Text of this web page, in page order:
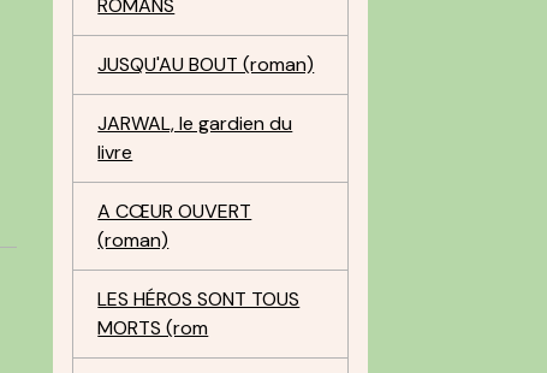
ROMANS
JUSQU'AU BOUT (roman)
JARWAL, le gardien du
livre
A CŒUR OUVERT
(roman)
LES HÉROS SONT TOUS
MORTS (rom